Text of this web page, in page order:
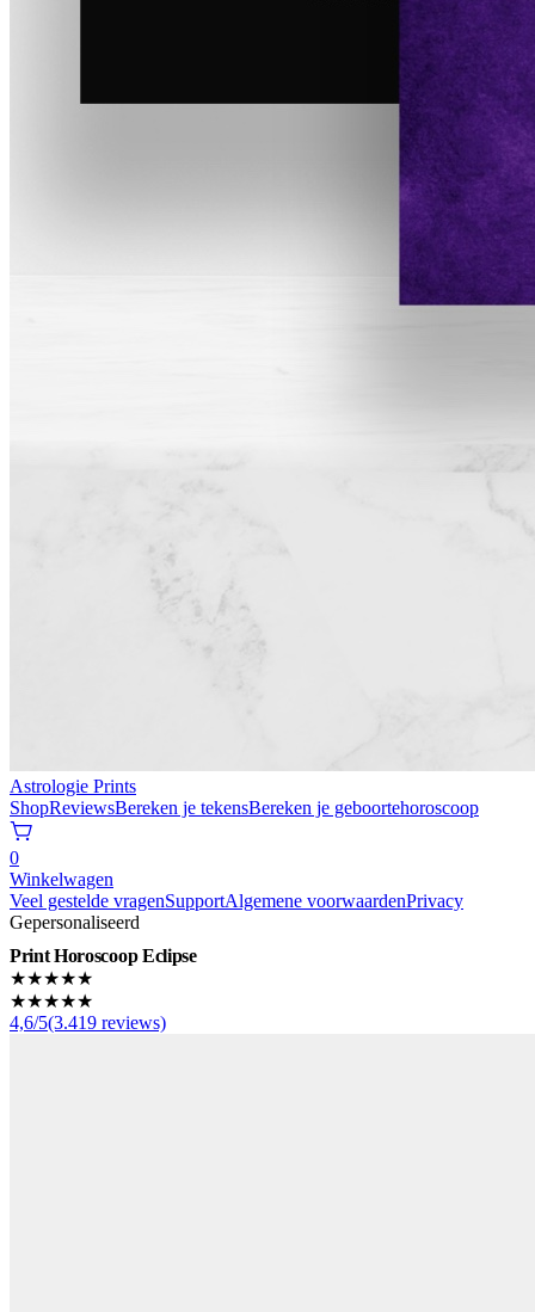
Astrologie Prints
ShopReviewsBereken je tekensBereken je geboortehoroscoop
0
Winkelwagen
Veel gestelde vragenSupportAlgemene voorwaardenPrivacy
Gepersonaliseerd
Print Horoscoop Eclipse
★★★★★
★★★★★
4,6/5(3.419 reviews)